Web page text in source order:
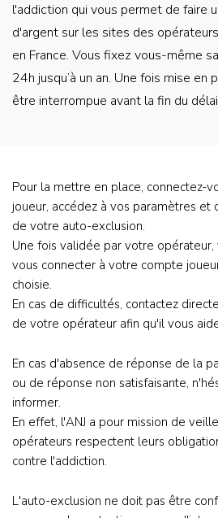
courte
l'addiction qui vous permet de faire
d'argent sur les sites des
en France. Vous fixez vous-même
24h jusqu’à un an. Une fois mise en
être interrompue avant la fin du
Contenu
(questions
joueur)
Pour la mettre en place, connectez-
joueur, accédez à vos paramètres et
de votre auto-exclusion.
Une fois validée par votre
vous connecter à votre compte
choisie.
En cas de difficultés, contactez
de votre opérateur afin qu'il vous
En cas d'absence de réponse de la
ou de réponse non satisfaisante,
informer.
En effet, l'ANJ a pour mission de
opérateurs respectent leurs
contre l'addiction.
L'auto-exclusion ne doit pas être